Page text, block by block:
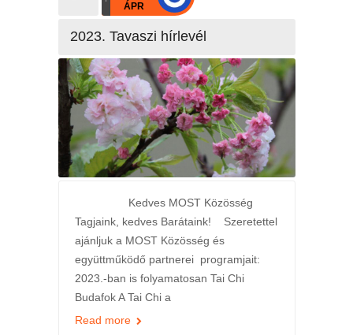
ÁPR
2023. Tavaszi hírlevél
Kedves MOST Közösség
Tagjaink, kedves Barátaink! Szeretettel
ajánljuk a MOST Közösség és
együttműködő partnerei programjait:
2023.-ban is folyamatosan Tai Chi
Budafok A Tai Chi a
Read more